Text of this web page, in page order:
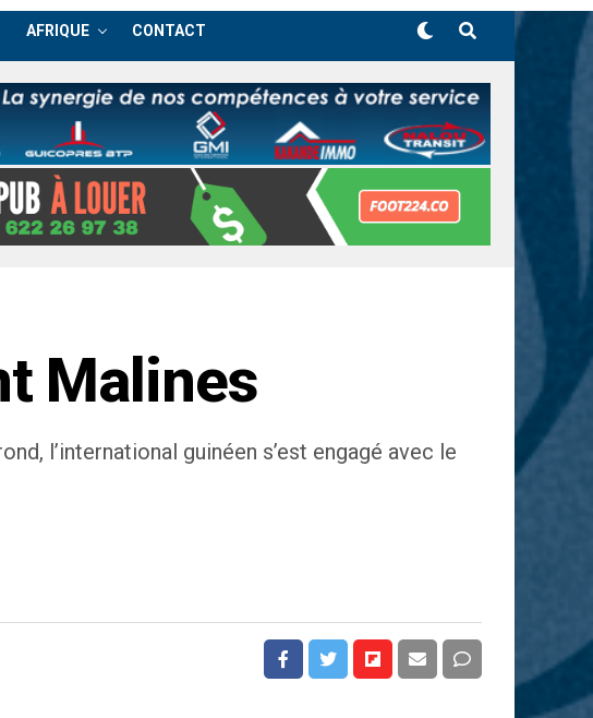
AFRIQUE CONTACT
Malines
l’international guinéen s’est engagé avec le